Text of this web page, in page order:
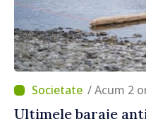
/ Acum 2
Ultimele baraje